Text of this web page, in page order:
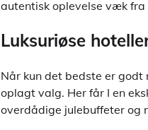
autentisk oplevelse væk
Luksuriøse
Når kun det bedste er godt
oplagt valg. Her får I en
overdådige julebuffeter og